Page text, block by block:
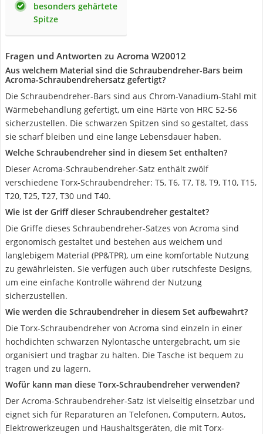
besonders gehärtete
Spitze
Fragen und Antworten zu Acroma W20012
Aus welchem Material sind die Schraubendreher-Bars beim
Acroma-Schraubendrehersatz gefertigt?
Die Schraubendreher-Bars sind aus Chrom-Vanadium-Stahl mit
Wärmebehandlung gefertigt, um eine Härte von HRC 52-56
sicherzustellen. Die schwarzen Spitzen sind so gestaltet, dass
sie scharf bleiben und eine lange Lebensdauer haben.
Welche Schraubendreher sind in diesem Set enthalten?
Dieser Acroma-Schraubendreher-Satz enthält zwölf
verschiedene Torx-Schraubendreher: T5, T6, T7, T8, T9, T10, T15,
T20, T25, T27, T30 und T40.
Wie ist der Griff dieser Schraubendreher gestaltet?
Die Griffe dieses Schraubendreher-Satzes von Acroma sind
ergonomisch gestaltet und bestehen aus weichem und
langlebigem Material (PP&TPR), um eine komfortable Nutzung
zu gewährleisten. Sie verfügen auch über rutschfeste Designs,
um eine einfache Kontrolle während der Nutzung
sicherzustellen.
Wie werden die Schraubendreher in diesem Set aufbewahrt?
Die Torx-Schraubendreher von Acroma sind einzeln in einer
hochdichten schwarzen Nylontasche untergebracht, um sie
organisiert und tragbar zu halten. Die Tasche ist bequem zu
tragen und zu lagern.
Wofür kann man diese Torx-Schraubendreher verwenden?
Der Acroma-Schraubendreher-Satz ist vielseitig einsetzbar und
eignet sich für Reparaturen an Telefonen, Computern, Autos,
Elektrowerkzeugen und Haushaltsgeräten, die mit Torx-